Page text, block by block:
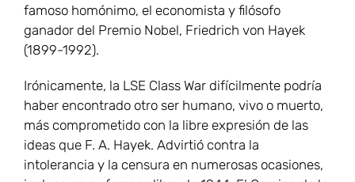
famoso homónimo, el economista y filósofo
ganador del Premio Nobel, Friedrich von Hayek
(1899-1992).
Irónicamente, la LSE Class War difícilmente podría
haber encontrado otro ser humano, vivo o muerto,
más comprometido con la libre expresión de las
ideas que F. A. Hayek. Advirtió contra la
intolerancia y la censura en numerosas ocasiones,